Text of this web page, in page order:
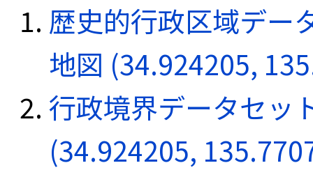
歴史的行政区域デー
地図 (34.924205,
行政境界データセッ
(34.924205,